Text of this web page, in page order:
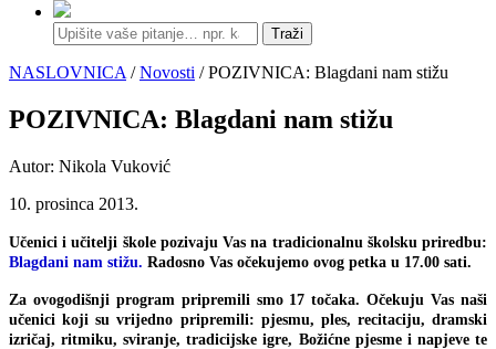
Traži
NASLOVNICA /Novosti / POZIVNICA: Blagdani nam stižu
POZIVNICA: Blagdani nam stižu
Autor: Nikola Vuković
10. prosinca 2013.
Učenici i učitelji škole pozivaju Vas na tradicionalnu školsku priredbu:
Blagdani nam stižu. Radosno Vas očekujemo ovog petka u 17.00 sati.
Za ovogodišnji program pripremili smo 17 točaka. Očekuju Vas naši
učenici koji su vrijedno pripremili: pjesmu, ples, recitaciju, dramski
izričaj, ritmiku, sviranje, tradicijske igre, Božićne pjesme i napjeve te